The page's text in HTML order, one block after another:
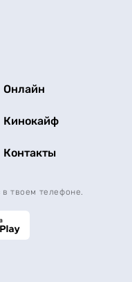
Онлайн
Кинокайф
Контакты
твоем телефоне.